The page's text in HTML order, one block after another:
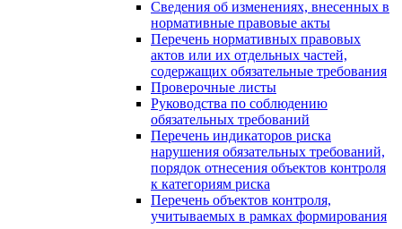
Сведения об изменениях, внесенных в
нормативные правовые акты
Перечень нормативных правовых
актов или их отдельных частей,
содержащих обязательные требования
Проверочные листы
Руководства по соблюдению
обязательных требований
Перечень индикаторов риска
нарушения обязательных требований,
порядок отнесения объектов контроля
к категориям риска
Перечень объектов контроля,
учитываемых в рамках формирования